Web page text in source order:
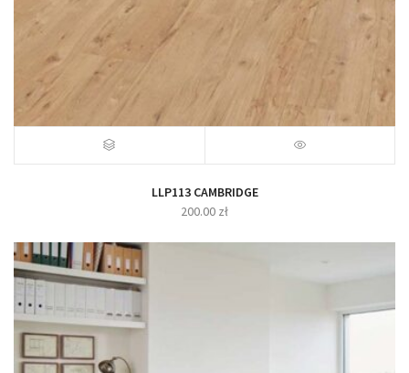
LLP113 CAMBRIDGE
200.00 zł